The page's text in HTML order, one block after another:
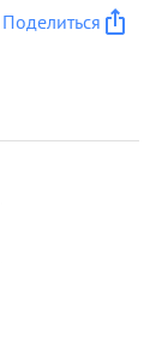
Поделиться